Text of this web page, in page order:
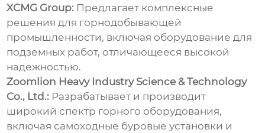
XCMG Group: Предлагает комплексные
решения для горнодобывающей
промышленности, включая оборудование для
подземных работ, отличающееся высокой
надежностью.
Zoomlion Heavy Industry Science & Technology
Co., Ltd.: Разрабатывает и производит
широкий спектр горного оборудования,
включая самоходные буровые установки и